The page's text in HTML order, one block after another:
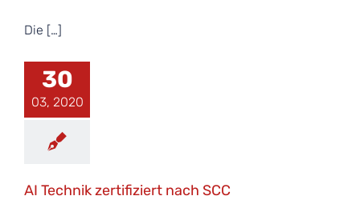
Die […]
30
03, 2020
AI Technik zertifiziert nach SCC